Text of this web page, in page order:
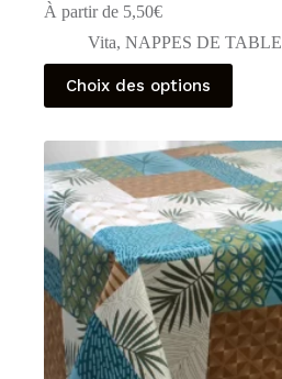
À partir de 5,50€
Vita, NAPPES DE TABLE
Choix des options
Ce
produit
a
variations.
Les
options
peuvent
être
choisies
sur
la
page
produit